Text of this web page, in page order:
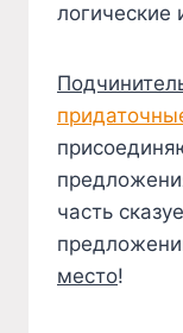
логические
часть
место!